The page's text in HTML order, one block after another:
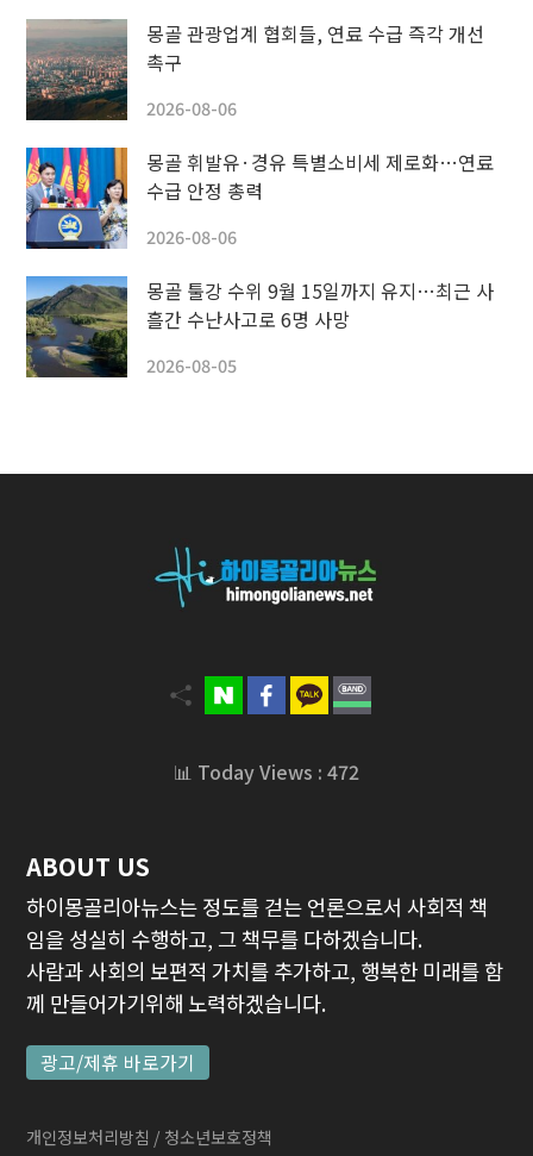
몽골 관광업계 협회들, 연료 수급 즉각 개선
촉구
2026-08-06
몽골 휘발유·경유 특별소비세 제로화…연료
수급 안정 총력
2026-08-06
몽골 툴강 수위 9월 15일까지 유지…최근 사
흘간 수난사고로 6명 사망
2026-08-05
📊 Today Views : 472
ABOUT US
하이몽골리아뉴스는 정도를 걷는 언론으로서 사회적 책
임을 성실히 수행하고, 그 책무를 다하겠습니다.
사람과 사회의 보편적 가치를 추가하고, 행복한 미래를 함
께 만들어가기위해 노력하겠습니다.
광고/제휴 바로가기
개인정보처리방침 / 청소년보호정책